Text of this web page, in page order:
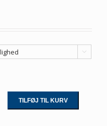

TILFØJ TIL KURV